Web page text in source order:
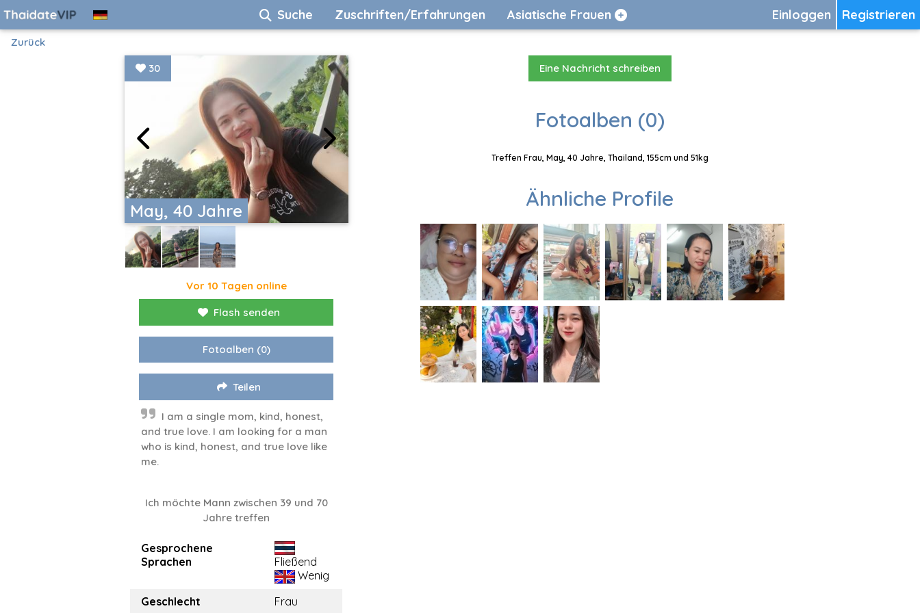
Registrieren
Einloggen
Suche Zuschriften/Erfahrungen Asiatische Frauen
Zurück
May, 40 Jahre
30
Vor 10 Tagen online
Flash senden
Fotoalben (0)
Teilen
I am a single mom, kind, honest,
and true love. I am looking for a man
who is kind, honest, and true love like
me.
Ich möchte Mann zwischen 39 und 70
Jahre treffen
Gesprochene
Sprachen
Fließend
Wenig
Geschlecht
Frau
Eine Nachricht schreiben
Fotoalben (0)
Treffen Frau, May, 40 Jahre, Thailand, 155cm und 51kg
Ähnliche Profile